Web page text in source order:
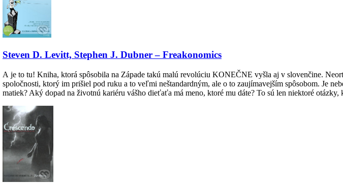
Steven D. Levitt, Stephen J. Dubner – Freakonomics
A je to tu! Kniha, ktorá spôsobila na Západe takú malú revolúciu KONEČNE vyšla aj v slovenčine.
spoločnosti, ktorý im prišiel pod ruku a to veľmi neštandardným, ale o to zaujímavejším spôsobom. Je
matiek? Aký dopad na životnú kariéru vášho dieťaťa má meno, ktoré mu dáte? To sú len niektoré